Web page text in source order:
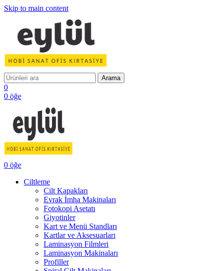
Skip to main content
Arama
0
0 öğe
0 öğe
Ciltleme
Cilt Kapakları
Evrak İmha Makinaları
Fotokopi Asetatı
Giyotinler
Kart ve Menü Standları
Kartlar ve Aksesuarları
Laminasyon Filmleri
Laminasyon Makinaları
Profiller